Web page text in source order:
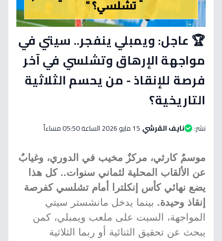
🏆 عاجل: ويمبلي ينفجر.. سيتي في
مواجهة الإرهاق وتشلسي في آخر
فرصة للإنقاذ - من يحسم الثلاثية
التاريخية؟
نشر: نايف القرشي 15 مايو 2026 الساعة 05:50 مساءاً
موسمٌ كارثي، مركزٌ مخيب في الدوري، وغيابٌ
عن الألقاب المحلية لثماني سنوات.. كل هذا
يضع نهائي كأس إنكلترا أمام تشلسي كفرصة
إنقاذ وحيدة. بينما يدخل مانشستر سيتي
المواجهة، السبت على ملعب ويمبلي، كمن
يبحث عن تحقيق الثنائية أو ربما الثلاثية